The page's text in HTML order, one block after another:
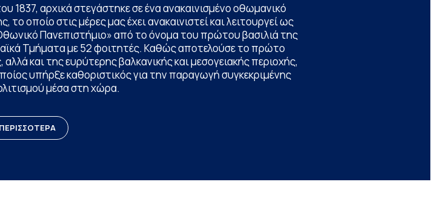
1837, αρχικά στεγάστηκε σε ένα ανακαινισμένο οθωμανικό
οποίο στις μέρες μας έχει ανακαινιστεί και λειτουργεί ως
Πανεπιστήμιο» από το όνομα του πρώτου βασιλιά της
Τμήματα με 52 φοιτητές. Καθώς αποτελούσε το πρώτο
και της ευρύτερης βαλκανικής και μεσογειακής περιοχής,
υπήρξε καθοριστικός για την παραγωγή συγκεκριμένης
μέσα στη χώρα.
ΠΕΡΙΣΣΟΤΕΡΑ